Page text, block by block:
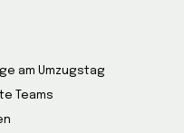
am Umzugstag
Teams